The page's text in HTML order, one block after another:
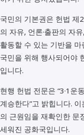
국민의 기본권은 헌법 제
의 자유, 언론·출판의 자
활동할 수 있는 기반을
국민을 위해 행사되어야
입니다.
현행 헌법 전문은 “3·1운
계승한다”고 밝힙니다.
의 근원임을 재확인한 문
세워진 공화국입니다.